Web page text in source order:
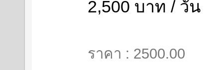
2,500 บาท / วัน
ราคา : 2500.00